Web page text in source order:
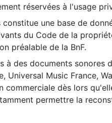
réservées à l'usage
constitue une base de
du Code de la
préalable de la BnF.
à des documents sonores
Universal Music France,
commerciale dès lors
permettre la